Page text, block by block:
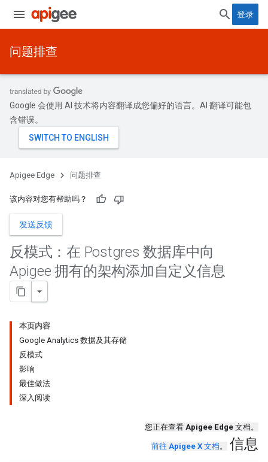
登录
问题排查
Google 会使用 AI 技术将内容翻译成您偏好的语言。AI 翻译可能包
含错误。
Apigee Edge 问题排查
该内容对您有帮助吗？
发送反馈
反模式：在 Postgres 数据库中向
Apigee 拥有的架构添加自定义信息
本页内容
Google Analytics 数据及其存储
反模式
影响
最佳做法
深入阅读
您正在查看 Apigee Edge 文档。
前往 Apigee X 文档。 信息